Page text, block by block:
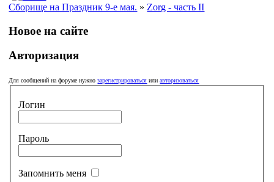
Сборище на Праздник 9-е мая. » Zorg - часть II
Новое на сайте
Авторизация
Для сообщений на форуме нужнозарегистрироваться илиавторизоваться
Логин
Пароль
Запомнить меня